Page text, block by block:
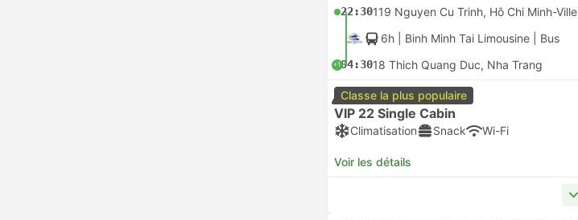
22:30119 Nguyen Cu Trinh, Hô Chi Minh-Ville
6h | Binh Minh Tai Limousine Bus
+104:3018 Thich Quang Duc, Nha Trang
Classe la plus populaire
VIP 22 Single Cabin
Climatisation Snack Wi-Fi
Voir les détails